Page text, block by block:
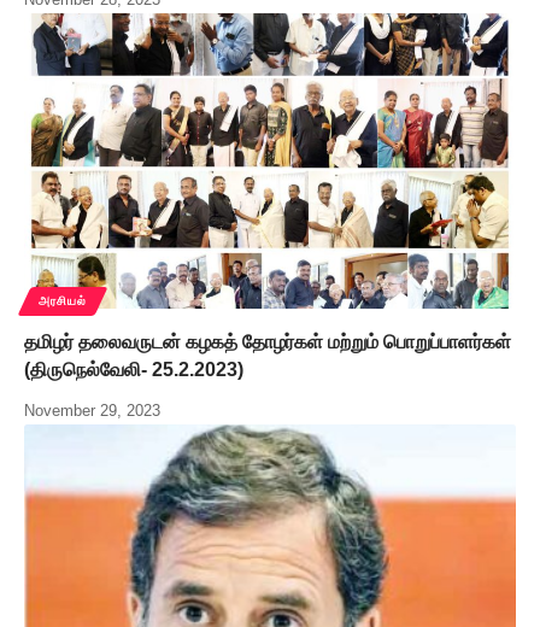
அரசியல்
தமிழர் தலைவருடன் கழகத் தோழர்கள் மற்றும் பொறுப்பாளர்கள்
(திருநெல்வேலி- 25.2.2023)
November 29, 2023